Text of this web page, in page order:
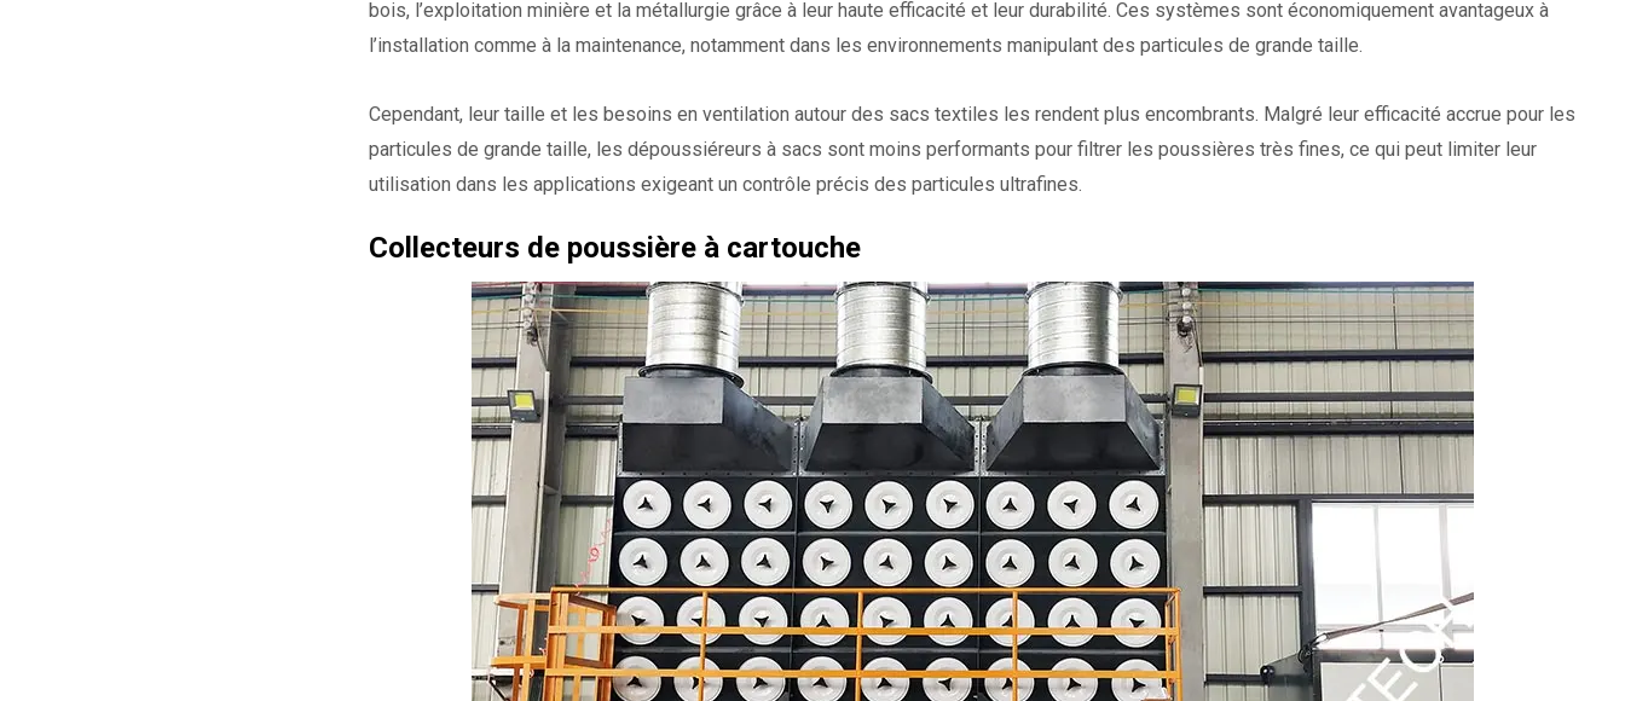
bois, l’exploitation minière et la métallurgie grâce à leur haute efficacité et leur durabilité. Ces systèmes sont économiquement avantageux à
l’installation comme à la maintenance, notamment dans les environnements manipulant des particules de grande taille.
Cependant, leur taille et les besoins en ventilation autour des sacs textiles les rendent plus encombrants. Malgré leur efficacité accrue pour les
particules de grande taille, les dépoussiéreurs à sacs sont moins performants pour filtrer les poussières très fines, ce qui peut limiter leur
utilisation dans les applications exigeant un contrôle précis des particules ultrafines.
Collecteurs de poussière à cartouche